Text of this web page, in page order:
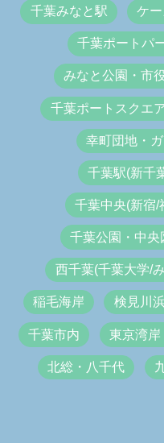
千葉みなと駅 ケ
千葉ポートパ
みなと公園・市
千葉ポートスクエ
幸町団地・
千葉駅(新千
千葉中央(新宿/
千葉公園・中央
西千葉(千葉大学/
稲毛海岸 検見川
千葉市内 東京湾岸
北総・八千代